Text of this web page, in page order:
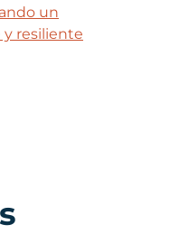
un
resiliente